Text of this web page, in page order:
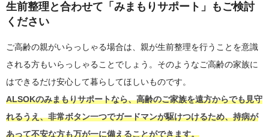
生前整理と合わせて「みまもりサポート」もご検討
ください
ご高齢の親がいらっしゃる場合は、親が生前整理を行うことを意識
される方もいらっしゃることでしょう。そのようなご高齢の家族に
はできるだけ安心して暮らしてほしいものです。
ALSOKのみまもりサポートなら、高齢のご家族を遠方からでも見守
れるうえ、非常ボタン一つでガードマンが駆けつけるため、持病が
あって不安な方も万が一に備えることができます。